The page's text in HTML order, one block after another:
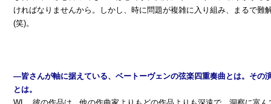
ければなりませんから。しかし、時に問題が複雑に入り組み、まるで
(笑)。
―皆さんが軸に据えている、ベートーヴェンの弦楽四重奏曲とは。その
とは。